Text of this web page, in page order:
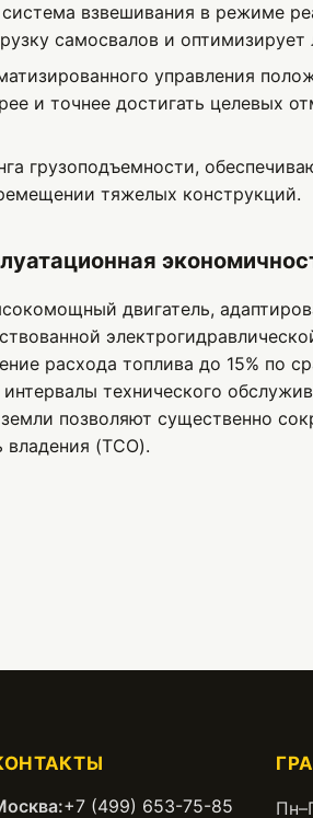
взвешивания в режиме
самосвалов и оптимизирует
управления
и точнее достигать целевых
грузоподъемности,
тяжелых конструкций.
двигатель,
расхода топлива до 15% по
технического
позволяют существенно
(TCO).
+7 (499) 653-75-85